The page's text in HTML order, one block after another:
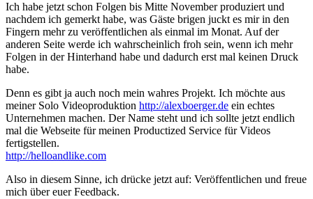
Ich habe jetzt schon Folgen bis Mitte November produziert und
nachdem ich gemerkt habe, was Gäste brigen juckt es mir in den
Fingern mehr zu veröffentlichen als einmal im Monat. Auf der
anderen Seite werde ich wahrscheinlich froh sein, wenn ich mehr
Folgen in der Hinterhand habe und dadurch erst mal keinen Druck
habe.
Denn es gibt ja auch noch mein wahres Projekt. Ich möchte aus
meiner Solo Videoproduktion http://alexboerger.de ein echtes
Unternehmen machen. Der Name steht und ich sollte jetzt endlich
mal die Webseite für meinen Productized Service für Videos
fertigstellen.
http://helloandlike.com
Also in diesem Sinne, ich drücke jetzt auf: Veröffentlichen und freue
mich über euer Feedback.